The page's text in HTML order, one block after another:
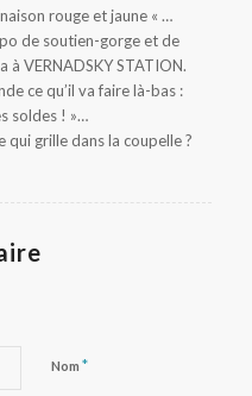
rouge et jaune « …
de soutien-gorge et de
VERNADSKY STATION.
ce qu’il va faire là-bas :
soldes ! »…
qui grille dans la coupelle ?
Nom *